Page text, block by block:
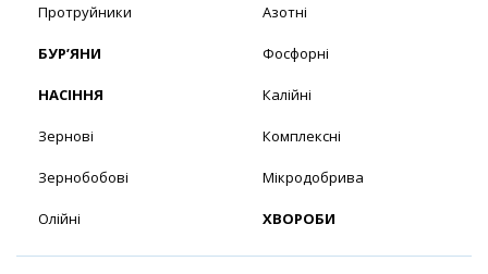
Протруйники
БУР’ЯНИ
НАСІННЯ
Зернові
Зернобобові
Олійні
Азотні
Фосфорні
Калійні
Комплексні
Мікродобрива
ХВОРОБИ